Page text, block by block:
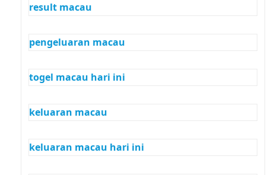
result macau
pengeluaran macau
togel macau hari ini
keluaran macau
keluaran macau hari ini